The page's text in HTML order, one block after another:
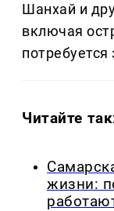
Шанхай и
включая
Читайте
жизни: